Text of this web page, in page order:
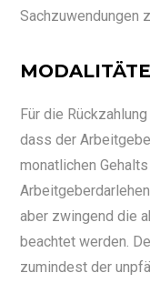
Sachzuwendungen
Für die
dass der
monatlichen
aber zwingend die
beachtet werden.
zumindest der